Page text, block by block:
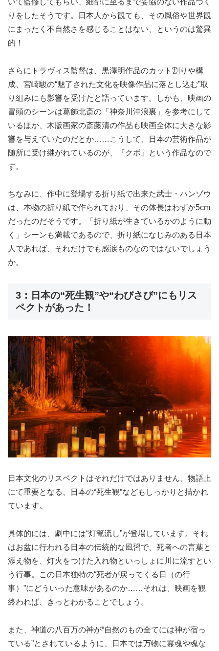
りをしたそうです。日本人から観ても、その風俗や世界観
にまったく不自然さを感じることはない、というのは驚異
的！
さらにトラヴィス監督は、黒澤明作品のカット割りや構
成、宮崎駿の“魅了された文化を映像作品に落とし込む”取
り組みにも影響を受けたと語っています。しかも、映画の
冒頭のシーンは葛飾北斎の「神奈川沖浪裏」を参考にして
いるほか、木版画家の斎藤清の作品も映画全体に大きな影
響を与えていたのだとか……こうして、日本の芸術作品が
随所に受け継がれているのが、『クボ』という作品なので
す。
ちなみに、作中に登場する折り紙で出来た武士・ハンゾウ
は、本物の折り紙で作られており、その体長はわずか5cm
だったのだそうです。「折り紙が生きているかのように動
く」シーンも満載であるので、折り紙になじみのある日本
人であれば、それだけでも感涙ものなのではないでしょう
か。
3：日本の“死生観”や“わびさび”にもリス
ペクトがあった！
日本文化のリスペクトはそれだけではありません。物語上
にて重要となる、日本の“死生観”などもしっかりと描かれ
ています。
具体的には、劇中には“灯篭流し”が登場しています。それ
はお盆に行われる日本の伝統的な風習で、死者への言葉と
添え物を、灯火をつけた入れ物といっしょに川に流すとい
う行事。この日本独特の“死者が戻ってくる日（の行
事）”にどういった意味があるのか……それは、映画を観
終われば、きっとわかることでしょう。
また、神道の八百万の神が“自然のもの全てには神が宿っ
ている”とされているように、日本では万物に霊魂や魂な